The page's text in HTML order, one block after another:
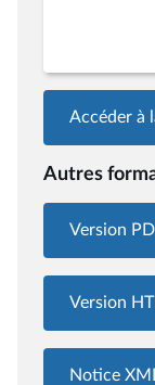
Accéder à
Autres
Version
Version
Notice